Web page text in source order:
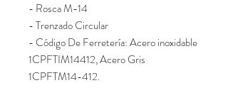
- Rosca M-14
- Trenzado Circular
- Código De Ferretería: Acero inoxidable
1CPFTIM14412, Acero Gris
1CPFTM14-412.